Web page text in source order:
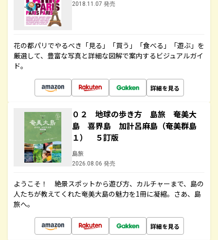
2018.11.07 発売
花の都パリでやるべき「見る」「買う」「食べる」「遊ぶ」を
厳選して、豊富な写真と詳細な図解で案内するビジュアルガイ
ド。
詳細を見る
０２ 地球の歩き方 島旅 奄美大
島 喜界島 加計呂麻島（奄美群島
１） ５訂版
島旅
2026.08.06 発売
ようこそ！ 絶景スポットから遊び方、カルチャーまで、島の
人たちが教えてくれた奄美大島の魅力を1冊に凝縮。さあ、島
旅へ。
詳細を見る